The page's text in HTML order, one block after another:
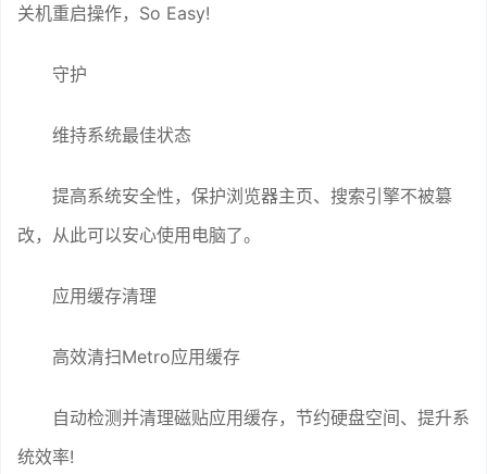
关机重启操作，So Easy!
守护
维持系统最佳状态
提高系统安全性，保护浏览器主页、搜索引擎不被篡
改，从此可以安心使用电脑了。
应用缓存清理
高效清扫Metro应用缓存
自动检测并清理磁贴应用缓存，节约硬盘空间、提升系
统效率!